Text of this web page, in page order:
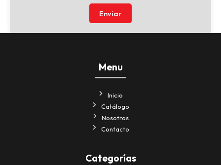
Enviar
Menu
Inicio
Catálogo
Nosotros
Contacto
Categorías